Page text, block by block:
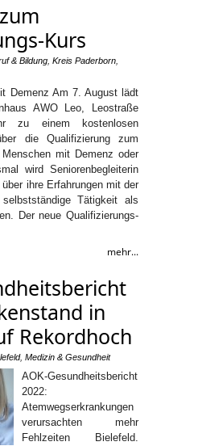
Kurs
& Bildung Kreis Paderborn
Demenz Am 7. August lädt
AWO Leo, Leostraße
zu einem kostenlosen
die Qualifizierung zum
Menschen mit Demenz oder
wird Seniorenbegleiterin
ihre Erfahrungen mit der
Tätigkeit als
Der neue Qualifizierungs-
mehr...
in
Rekordhoch
, Medizin & Gesundheit
AOK-Gesundheitsbericht
2022:
Atemwegserkrankungen
verursachten mehr
Fehlzeiten Bielefeld.